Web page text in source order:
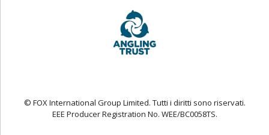
© FOX International Group Limited. Tutti i diritti sono riservati.
EEE Producer Registration No. WEE/BC0058TS.